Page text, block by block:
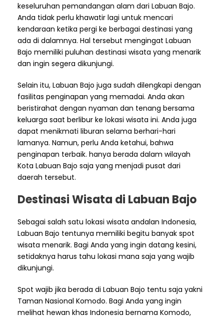
keseluruhan pemandangan alam dari Labuan Bajo.
Anda tidak perlu khawatir lagi untuk mencari
kendaraan ketika pergi ke berbagai destinasi yang
ada di dalamnya. Hal tersebut mengingat Labuan
Bajo memiliki puluhan destinasi wisata yang menarik
dan ingin segera dikunjungi.
Selain itu, Labuan Bajo juga sudah dilengkapi dengan
fasilitas penginapan yang memadai. Anda akan
beristirahat dengan nyaman dan tenang bersama
keluarga saat berlibur ke lokasi wisata ini. Anda juga
dapat menikmati liburan selama berhari-hari
lamanya. Namun, perlu Anda ketahui, bahwa
penginapan terbaik. hanya berada dalam wilayah
Kota Labuan Bajo saja yang menjadi pusat dari
daerah tersebut.
Destinasi Wisata di Labuan Bajo
Sebagai salah satu lokasi wisata andalan Indonesia,
Labuan Bajo tentunya memiliki begitu banyak spot
wisata menarik. Bagi Anda yang ingin datang kesini,
setidaknya harus tahu lokasi mana saja yang wajib
dikunjungi.
Spot wajib jika berada di Labuan Bajo tentu saja yakni
Taman Nasional Komodo. Bagi Anda yang ingin
melihat hewan khas Indonesia bernama Komodo,